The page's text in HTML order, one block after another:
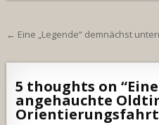
← Eine „Legende“ demnächst
5 thoughts on “
angehauchte